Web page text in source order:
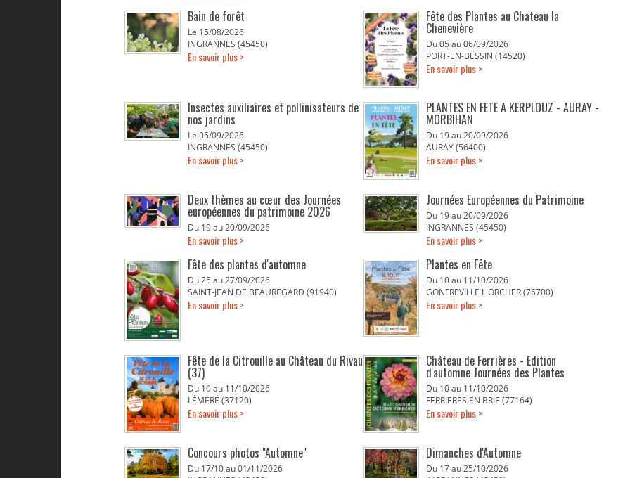
Bain de forêt
Le 15/08/2026
INGRANNES (45450)
En savoir plus >
Fête des Plantes au Chateau la
Chenevière
Du 05 au 06/09/2026
PORT-EN-BESSIN (14520)
En savoir plus >
Insectes auxiliaires et pollinisateurs de
nos jardins
Le 05/09/2026
INGRANNES (45450)
En savoir plus >
PLANTES EN FETE A KERPLOUZ - AURAY -
MORBIHAN
Du 19 au 20/09/2026
AURAY (56400)
En savoir plus >
Deux thèmes au cœur des Journées
européennes du patrimoine 2026
Du 19 au 20/09/2026
En savoir plus >
Journées Européennes du Patrimoine
Du 19 au 20/09/2026
INGRANNES (45450)
En savoir plus >
Fête des plantes d'automne
Du 25 au 27/09/2026
SAINT-JEAN DE BEAUREGARD (91940)
En savoir plus >
Plantes en Fête
Du 10 au 11/10/2026
GONFREVILLE L'ORCHER (76700)
En savoir plus >
Fête de la Citrouille au Château du Rivau
(37)
Du 10 au 11/10/2026
LÉMERÉ (37120)
En savoir plus >
Château de Ferrières - Edition
d'automne Journées des Plantes
Du 10 au 11/10/2026
FERRIERES EN BRIE (77164)
En savoir plus >
Concours photos "Automne"
Du 17/10 au 01/11/2026
Dimanches d'Automne
Du 17 au 25/10/2026